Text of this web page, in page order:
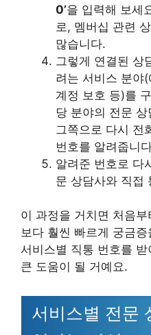
0’을 입력해 보세
로, 멤버십 관련
많습니다.
그렇게 연결된 상
려는 서비스 분야
계정 보호 등)를
당 분야의 전문
그쪽으로 다시 전
번호를 알려줍니
알려준 번호로 다
문 상담사와 직접
이 과정을 거치면 처음
보다 훨씬 빠르게 궁금
서비스별 직통 번호를
큰 도움이 될 거예요.
서비스별 전문